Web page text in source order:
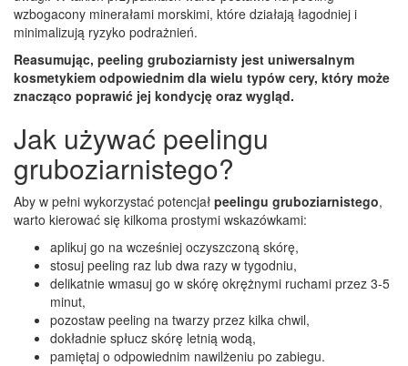
wzbogacony minerałami morskimi, które działają łagodniej i
minimalizują ryzyko podrażnień.
Reasumując, peeling gruboziarnisty jest uniwersalnym
kosmetykiem odpowiednim dla wielu typów cery, który może
znacząco poprawić jej kondycję oraz wygląd.
Jak używać peelingu
gruboziarnistego?
Aby w pełni wykorzystać potencjał peelingu gruboziarnistego,
warto kierować się kilkoma prostymi wskazówkami:
aplikuj go na wcześniej oczyszczoną skórę,
stosuj peeling raz lub dwa razy w tygodniu,
delikatnie wmasuj go w skórę okrężnymi ruchami przez 3-5
minut,
pozostaw peeling na twarzy przez kilka chwil,
dokładnie spłucz skórę letnią wodą,
pamiętaj o odpowiednim nawilżeniu po zabiegu.